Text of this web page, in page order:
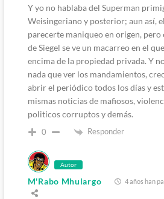
Y yo no hablaba del Superman
Weisingeriano y posterior; aun así,
parecerte maniqueo en origen,
de Siegel se ve un macarreo en el
encima de la propiedad privada. Y
nada que ver los mandamientos,
abrir el periódico todos los días y
mismas noticias de mafiosos,
politicos corruptos y demás.
0 Responder
Autor
M'Rabo Mhulargo 4 años han